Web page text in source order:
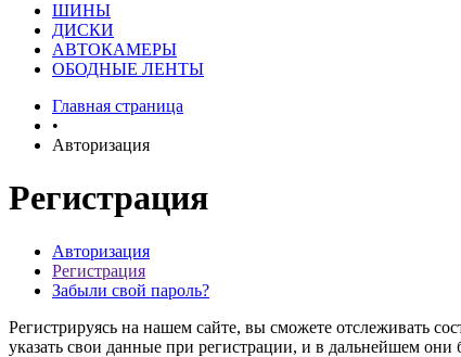
ШИНЫ
ДИСКИ
АВТОКАМЕРЫ
ОБОДНЫЕ ЛЕНТЫ
Главная страница
•
Авторизация
Регистрация
Авторизация
Регистрация
Забыли свой пароль?
Регистрируясь на нашем сайте, вы сможете отслеживать
указать свои данные при регистрации, и в дальнейшем они